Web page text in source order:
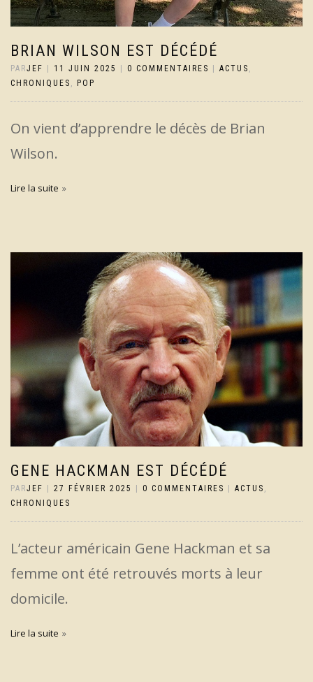
BRIAN WILSON EST DÉCÉDÉ
PARJEF | 11 JUIN 2025 | 0 COMMENTAIRES | ACTUS
CHRONIQUES
POP
On vient d’apprendre le décès de Brian
Wilson.
Lire la suite
GENE HACKMAN EST DÉCÉDÉ
PARJEF 27 FÉVRIER 2025 0 COMMENTAIRES ACTUS ,
CHRONIQUES
L’acteur américain Gene Hackman et sa
femme ont été retrouvés morts à leur
domicile.
Lire la suite